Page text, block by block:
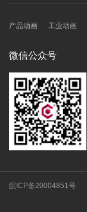
产品动画 工业动画
微信公众号
皖ICP备20004851号